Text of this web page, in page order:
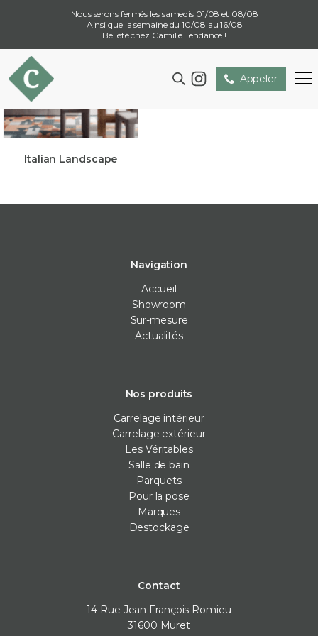
Nous serons fermés les samedis 01/08 et 08/08
Ainsi que la semaine du 10/08 au 16/08
Bel été chez Camille Tendance !
Appeler
Italian Landscape
Navigation
Accueil
Showroom
Sur-mesure
Actualités
Nos produits
Carrelage intérieur
Carrelage extérieur
Les Véritables
Salle de bain
Parquets
Pour la pose
Marques
Destockage
Contact
14 Rue Jean François Romieu
31600 Muret